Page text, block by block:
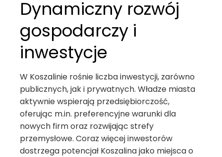
Dynamiczny rozwój
gospodarczy i
inwestycje
W Koszalinie rośnie liczba inwestycji, zarówno
publicznych, jak i prywatnych. Władze miasta
aktywnie wspierają przedsiębiorczość,
oferując m.in. preferencyjne warunki dla
nowych firm oraz rozwijając strefy
przemysłowe. Coraz więcej inwestorów
dostrzega potencjał Koszalina jako miejsca o